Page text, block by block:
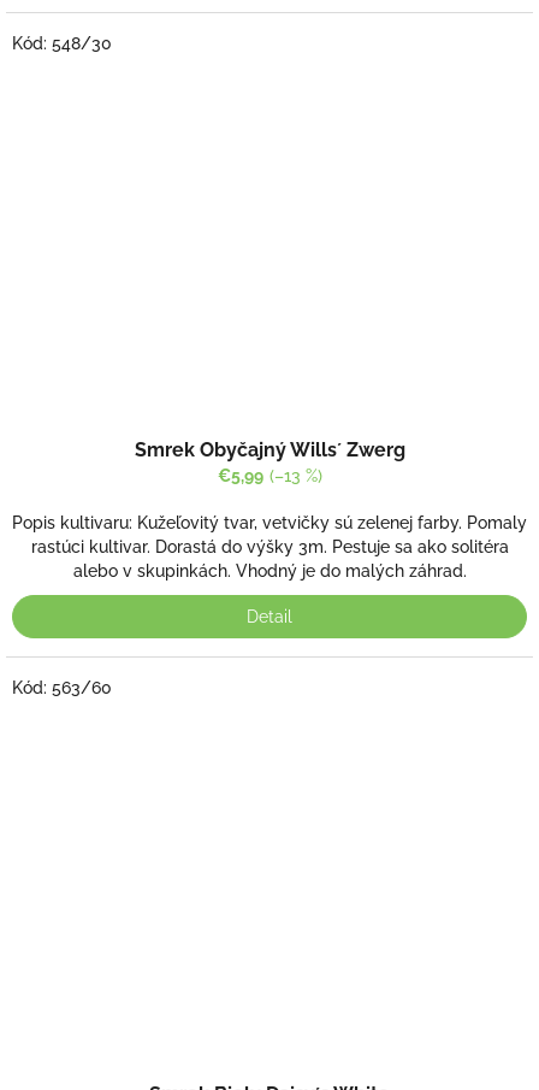
Smrek Obyčajný Wills´ Zwerg
€5,99 (–13 %)
Popis kultivaru: Kužeľovitý tvar, vetvičky sú zelenej farby. Pomaly
rastúci kultivar. Dorastá do výšky 3m. Pestuje sa ako solitéra
alebo v skupinkách. Vhodný je do malých záhrad.
Detail
Kód: 548/30
Kód: 563/60